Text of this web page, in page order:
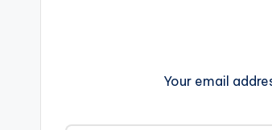
Your email